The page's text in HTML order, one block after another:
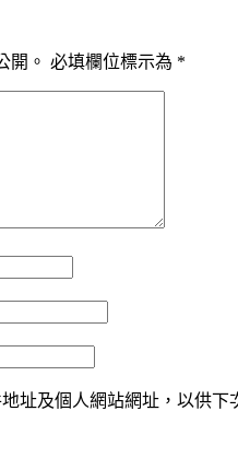
開。 必填欄位標示為 *
址及個人網站網址，以供下